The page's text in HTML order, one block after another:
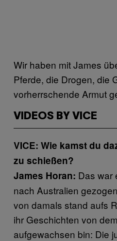
Wir haben mit James
Pferde, die Drogen, die
vorherrschende Armut
VIDEOS BY VICE
VICE: Wie kamst du
zu schießen?
James Horan: Das war
nach Australien
von damals stand aufs
ihr Geschichten von
aufgewachsen bin: Die